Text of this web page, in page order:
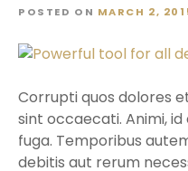
POSTED ON MARCH 2,
Corrupti quos dolores
sint occaecati. Animi,
fuga. Temporibus
debitis aut rerum